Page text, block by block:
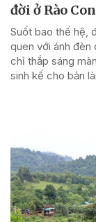
đời ở Rào
Suốt bao thế hệ,
quen với ánh
chỉ thắp sáng
sinh kế cho bản